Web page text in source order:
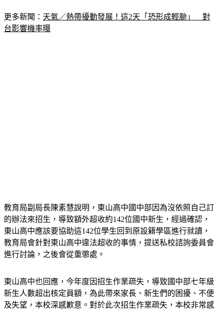
台影響機率曝
的辦法來招生，導致額外超收約142位國中新生，經過確認，
東山高中應該要協助這142位學生回到原設籍學區進行就讀，
教育局會針對東山高中違法超收的事情，提送私校諮詢委員會
進行討論，之後會從重懲處。
新生人數超出核定員額，為此帶來家長、新生們的困擾、不便
及失望，本校深感歉意。對於此次招生作業疏失，本校非常感
謝主管機關仍願意協助超額新生就讀原學區學校。即日起將開